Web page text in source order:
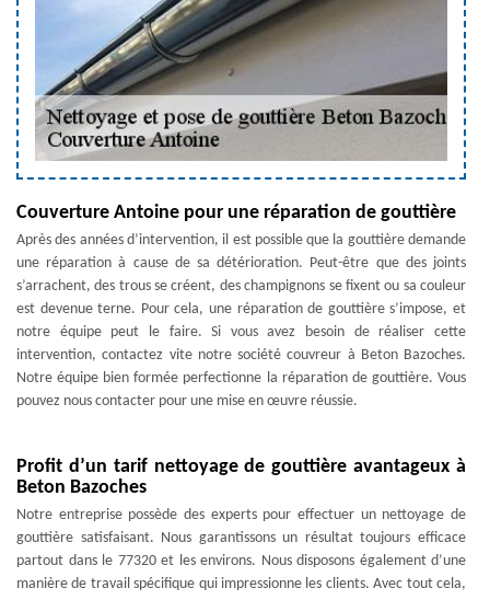
Couverture Antoine pour une réparation de gouttière
Après des années d’intervention, il est possible que la gouttière demande
une réparation à cause de sa détérioration. Peut-être que des joints
s’arrachent, des trous se créent, des champignons se fixent ou sa couleur
est devenue terne. Pour cela, une réparation de gouttière s’impose, et
notre équipe peut le faire. Si vous avez besoin de réaliser cette
intervention, contactez vite notre société couvreur à Beton Bazoches.
Notre équipe bien formée perfectionne la réparation de gouttière. Vous
pouvez nous contacter pour une mise en œuvre réussie.
Profit d’un tarif nettoyage de gouttière avantageux à
Beton Bazoches
Notre entreprise possède des experts pour effectuer un nettoyage de
gouttière satisfaisant. Nous garantissons un résultat toujours efficace
partout dans le 77320 et les environs. Nous disposons également d’une
manière de travail spécifique qui impressionne les clients. Avec tout cela,